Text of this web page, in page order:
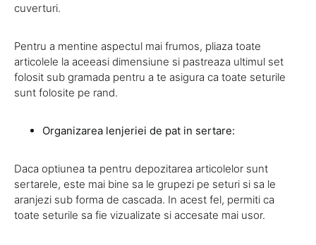
cuverturi.
Pentru a mentine aspectul mai frumos, pliaza toate
articolele la aceeasi dimensiune si pastreaza ultimul set
folosit sub gramada pentru a te asigura ca toate seturile
sunt folosite pe rand.
Organizarea lenjeriei de pat in sertare:
Daca optiunea ta pentru depozitarea articolelor sunt
sertarele, este mai bine sa le grupezi pe seturi si sa le
aranjezi sub forma de cascada. In acest fel, permiti ca
toate seturile sa fie vizualizate si accesate mai usor.